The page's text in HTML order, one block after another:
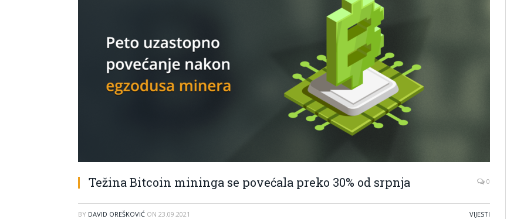
Težina Bitcoin mininga se povećala preko 30% od srpnja 0
BY DAVID OREŠKOVIĆ ON 23.09.2021 VIJESTI